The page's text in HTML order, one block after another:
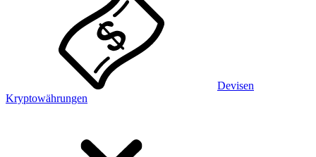
Devisen
Kryptowährungen